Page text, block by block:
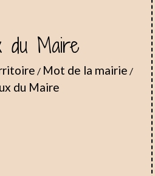
du Maire
/ Mot de la mairie /
du Maire